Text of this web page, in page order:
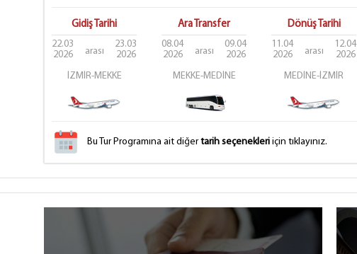
Gidiş Tarihi
22.03
2026
arası
23.03
2026
İZMİR-MEKKE
Ara Transfer
08.04
2026
arası
09.04
2026
MEKKE-MEDİNE
Dönüş Tarihi
11.04
2026
arası
12.04
2026
MEDİNE-İZMİR
Bu Tur Programına ait diğertarih seçenekleri için tıklayınız.